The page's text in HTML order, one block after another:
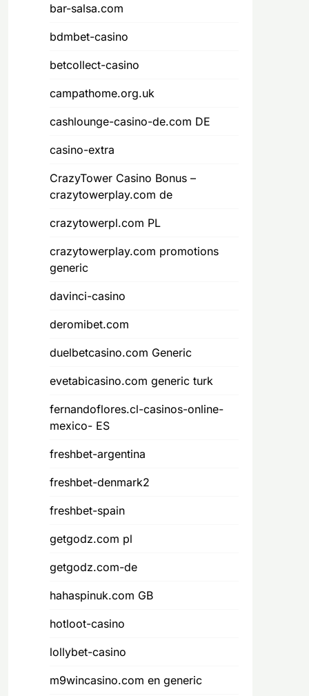
bar-salsa.com
bdmbet-casino
betcollect-casino
campathome.org.uk
cashlounge-casino-de.com DE
casino-extra
CrazyTower Casino Bonus –
crazytowerplay.com de
crazytowerpl.com PL
crazytowerplay.com promotions
generic
davinci-casino
deromibet.com
duelbetcasino.com Generic
evetabicasino.com generic turk
fernandoflores.cl-casinos-online-
mexico- ES
freshbet-argentina
freshbet-denmark2
freshbet-spain
getgodz.com pl
getgodz.com-de
hahaspinuk.com GB
hotloot-casino
lollybet-casino
m9wincasino.com en generic